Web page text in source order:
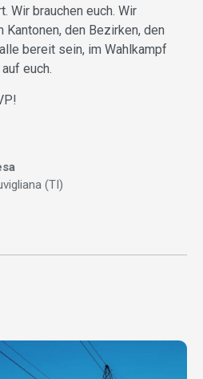
Wir brauchen euch. Wir
den Bezirken, den
bereit sein, im Wahlkampf
euch.
(TI)